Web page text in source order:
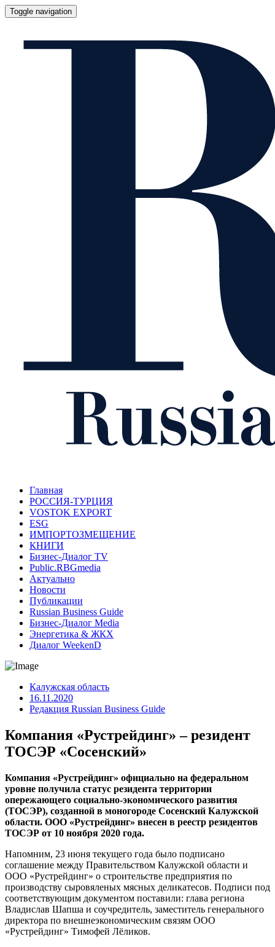
Toggle navigation
Главная
РОССИЯ-ТУРЦИЯ
VOSTOK EXPORT
ESG
ИМПОРТОЗМЕЩЕНИЕ
КНИГИ
Бизнес-Диалог TV
Public.RBGmedia
Актуально
Новости
Публикации
Russian Business Guide
Бизнес-Диалог Media
Энергетика & ЖКХ
Диалог WeekenD
Калужская область
16.11.2020
Редакция Russian Business Guide
Компания «Рустрейдинг» – резидент
ТОСЭР «Сосенский»
Компания «Рустрейдинг» официально на федеральном
уровне получила статус резидента территории
опережающего социально-экономического развития
(ТОСЭР), созданной в моногороде Сосенский Калужской
области. ООО «Рустрейдинг» внесен в реестр резидентов
ТОСЭР от 10 ноября 2020 года.
Напомним, 23 июня текущего года было подписано
соглашение между Правительством Калужской области и
ООО «Рустрейдинг» о строительстве предприятия по
производству сыровяленых мясных деликатесов. Подписи под
соответствующим документом поставили: глава региона
Владислав Шапша и соучредитель, заместитель генерального
директора по внешнеэкономическим связям ООО
«Рустрейдинг» Тимофей Лёликов.